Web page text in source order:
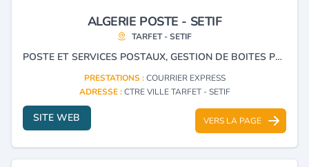
ALGERIE POSTE - SETIF
TARFET - SETIF
POSTE ET SERVICES POSTAUX, GESTION DE BOITES POSTALES ET COURRIER EXPRESS.
PRESTATIONS :COURRIER EXPRESS
ADRESSE :CTRE VILLE TARFET - SETIF
SITE WEB VERS LA PAGE